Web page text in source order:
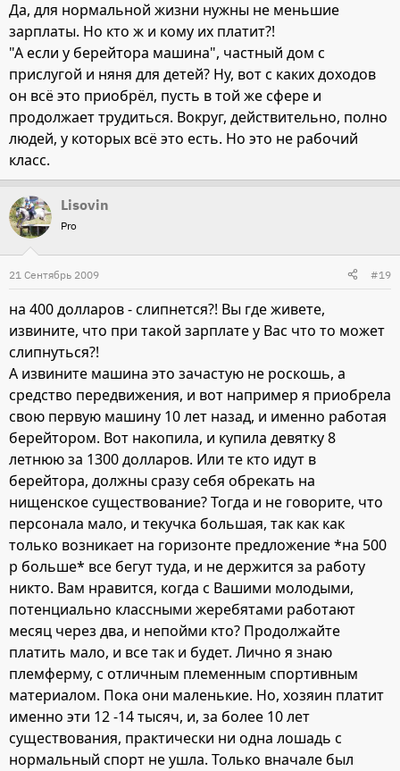
Да, для нормальной жизни нужны не меньшие
зарплаты. Но кто ж и кому их платит?!
"А если у берейтора машина", частный дом с
прислугой и няня для детей? Ну, вот с каких доходов
он всё это приобрёл, пусть в той же сфере и
продолжает трудиться. Вокруг, действительно, полно
людей, у которых всё это есть. Но это не рабочий
класс.
Lisovin
Pro
21 Сентябрь 2009 #19
на 400 долларов - слипнется?! Вы где живете,
извините, что при такой зарплате у Вас что то может
слипнуться?!
А извините машина это зачастую не роскошь, а
средство передвижения, и вот например я приобрела
свою первую машину 10 лет назад, и именно работая
берейтором. Вот накопила, и купила девятку 8
летнюю за 1300 долларов. Или те кто идут в
берейтора, должны сразу себя обрекать на
нищенское существование? Тогда и не говорите, что
персонала мало, и текучка большая, так как как
только возникает на горизонте предложение *на 500
р больше* все бегут туда, и не держится за работу
никто. Вам нравится, когда с Вашими молодыми,
потенциально классными жеребятами работают
месяц через два, и непойми кто? Продолжайте
платить мало, и все так и будет. Лично я знаю
племферму, с отличным племенным спортивным
материалом. Пока они маленькие. Но, хозяин платит
именно эти 12 -14 тысяч, и, за более 10 лет
существования, практически ни одна лошадь с
нормальный спорт не ушла. Только вначале был